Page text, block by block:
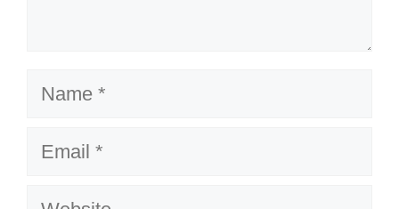
Name
Email
Website